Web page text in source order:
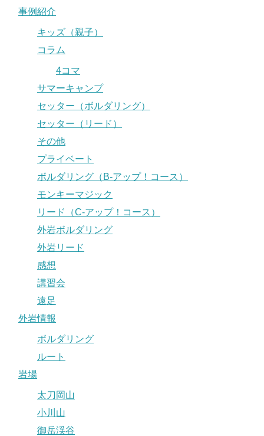
事例紹介
キッズ（親子）
コラム
4コマ
サマーキャンプ
セッター（ボルダリング）
セッター（リード）
その他
プライベート
ボルダリング（B-アップ！コース）
モンキーマジック
リード（C-アップ！コース）
外岩ボルダリング
外岩リード
感想
講習会
遠足
外岩情報
ボルダリング
ルート
岩場
太刀岡山
小川山
御岳渓谷